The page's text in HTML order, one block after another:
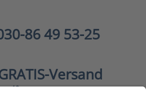
86 49 53-25
-Versand
40